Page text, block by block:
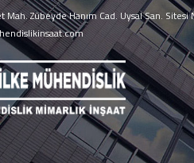
Mah. Zübeyde Hanım Cad. Uysal San.